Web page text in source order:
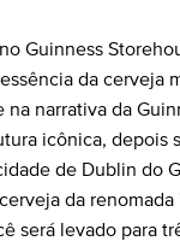
Guinness
da cerveja
na narrativa da
icônica, depois
de Dublin do
da renomada
será levado para